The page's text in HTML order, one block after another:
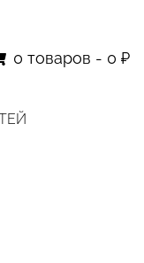
0 товаров - 0 ₽